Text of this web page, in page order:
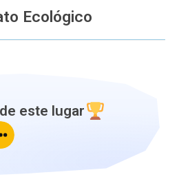
Ecológico
este lugar